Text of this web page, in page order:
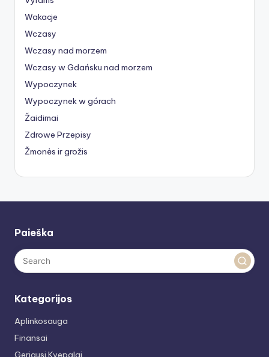
Wakacje
Wczasy
Wczasy nad morzem
Wczasy w Gdańsku nad morzem
Wypoczynek
Wypoczynek w górach
Žaidimai
Zdrowe Przepisy
Žmonės ir grožis
Paieška
Kategorijos
Aplinkosauga
Finansai